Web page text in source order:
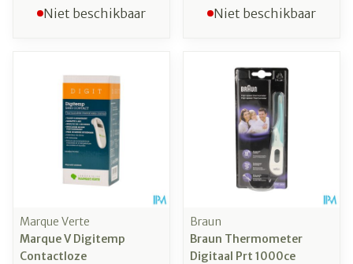
Niet beschikbaar Niet beschikbaar
Marque Verte
Marque V Digitemp
Contactloze
Braun
Braun Thermometer
Digitaal Prt 1000ce